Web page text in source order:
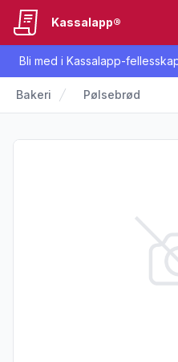
Bli med i Kassalapp-
Kassalapp®
Bakeri Pølsebrød